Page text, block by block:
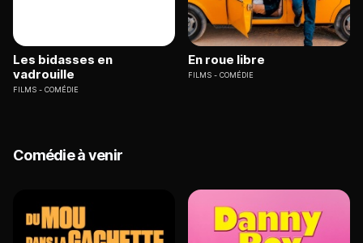
Les bidasses en
vadrouille
FILMS COMÉDIE
En roue libre
FILMS COMÉDIE
Comédie à venir